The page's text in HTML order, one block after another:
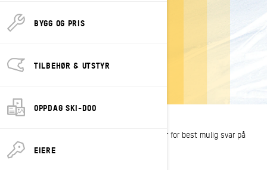
BYGG OG PRIS
TILBEHØR & UTSTYR
OPPDAG SKI-DOO
EIERE
KONTAKT OSS
Kontakt oss på telefon: +4771390741
Du bør kontakte din nærmeste BRP-forhandler for best mulig svar på
spørsmålet ditt.
Her er noen